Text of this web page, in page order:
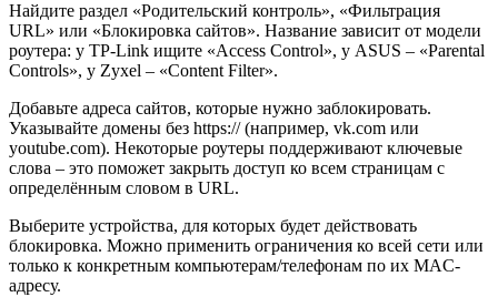
Найдите раздел «Родительский контроль», «Фильтрация
URL» или «Блокировка сайтов». Название зависит от модели
роутера: у TP-Link ищите «Access Control», у ASUS – «Parental
Controls», у Zyxel – «Content Filter».
Добавьте адреса сайтов, которые нужно заблокировать.
Указывайте домены без https:// (например, vk.com или
youtube.com). Некоторые роутеры поддерживают ключевые
слова – это поможет закрыть доступ ко всем страницам с
определённым словом в URL.
Выберите устройства, для которых будет действовать
блокировка. Можно применить ограничения ко всей сети или
только к конкретным компьютерам/телефонам по их MAC-
адресу.